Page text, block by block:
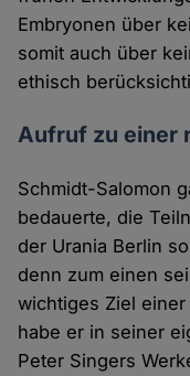
Embryonen über
somit auch über
ethisch
Aufruf zu einer
Schmidt-Salomon
bedauerte, die
der Urania Berlin
denn zum einen
wichtiges Ziel
habe er in seiner
Peter Singers